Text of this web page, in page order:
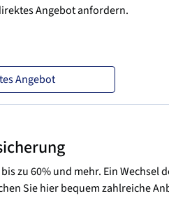
Angebot anfordern.
Angebot
zu 60% und mehr. Ein
Sie hier bequem zahlreiche